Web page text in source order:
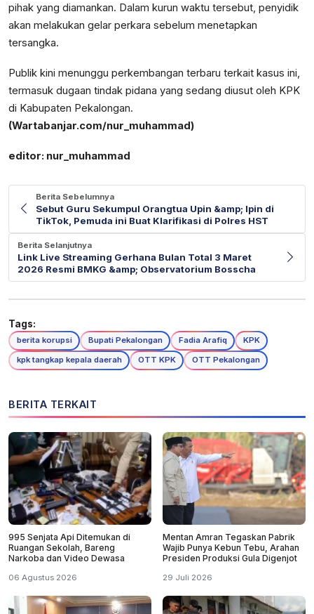
pihak yang diamankan. Dalam kurun waktu tersebut, penyidik
akan melakukan gelar perkara sebelum menetapkan
tersangka.
Publik kini menunggu perkembangan terbaru terkait kasus ini,
termasuk dugaan tindak pidana yang sedang diusut oleh KPK
di Kabupaten Pekalongan.
(Wartabanjar.com/nur_muhammad)
editor: nur_muhammad
Berita Sebelumnya
Sebut Guru Sekumpul Orangtua Upin &amp; Ipin di
TikTok, Pemuda ini Buat Klarifikasi di Polres HST
Berita Selanjutnya
Link Live Streaming Gerhana Bulan Total 3 Maret
2026 Resmi BMKG &amp; Observatorium Bosscha
Tags:
berita korupsi Bupati Pekalongan Fadia Arafiq
KPK
kpk tangkap kepala daerah
OTT KPK OTT Pekalongan
BERITA TERKAIT
995 Senjata Api Ditemukan di
Ruangan Sekolah, Bareng
Narkoba dan Video Dewasa
06 Agustus 2026
Mentan Amran Tegaskan Pabrik
Wajib Punya Kebun Tebu, Arahan
Presiden Produksi Gula Digenjot
29 Juli 2026